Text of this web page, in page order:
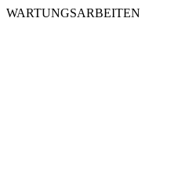
WARTUNGSARBEITEN